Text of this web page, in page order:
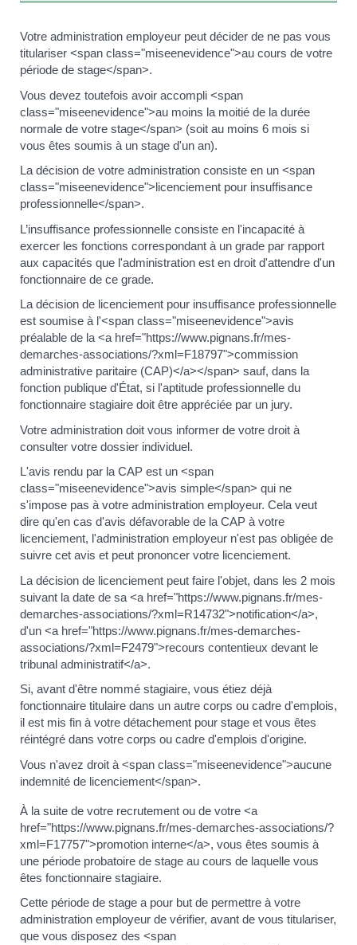
Votre administration employeur peut décider de ne pas vous
titulariser <span class="miseenevidence">au cours de votre
période de stage</span>.
Vous devez toutefois avoir accompli <span
class="miseenevidence">au moins la moitié de la durée
normale de votre stage</span> (soit au moins 6 mois si
vous êtes soumis à un stage d'un an).
La décision de votre administration consiste en un <span
class="miseenevidence">licenciement pour insuffisance
professionnelle</span>.
L’insuffisance professionnelle consiste en l'incapacité à
exercer les fonctions correspondant à un grade par rapport
aux capacités que l'administration est en droit d'attendre d'un
fonctionnaire de ce grade.
La décision de licenciement pour insuffisance professionnelle
est soumise à l'<span class="miseenevidence">avis
préalable de la <a href="https://www.pignans.fr/mes-
demarches-associations/?xml=F18797">commission
administrative paritaire (CAP)</a></span> sauf, dans la
fonction publique d'État, si l'aptitude professionnelle du
fonctionnaire stagiaire doit être appréciée par un jury.
Votre administration doit vous informer de votre droit à
consulter votre dossier individuel.
L'avis rendu par la CAP est un <span
class="miseenevidence">avis simple</span> qui ne
s'impose pas à votre administration employeur. Cela veut
dire qu'en cas d'avis défavorable de la CAP à votre
licenciement, l'administration employeur n'est pas obligée de
suivre cet avis et peut prononcer votre licenciement.
La décision de licenciement peut faire l'objet, dans les 2 mois
suivant la date de sa <a href="https://www.pignans.fr/mes-
demarches-associations/?xml=R14732">notification</a>,
d'un <a href="https://www.pignans.fr/mes-demarches-
associations/?xml=F2479">recours contentieux devant le
tribunal administratif</a>.
Si, avant d'être nommé stagiaire, vous étiez déjà
fonctionnaire titulaire dans un autre corps ou cadre d'emplois,
il est mis fin à votre détachement pour stage et vous êtes
réintégré dans votre corps ou cadre d'emplois d'origine.
Vous n'avez droit à <span class="miseenevidence">aucune
indemnité de licenciement</span>.
À la suite de votre recrutement ou de votre <a
href="https://www.pignans.fr/mes-demarches-associations/?
xml=F17757">promotion interne</a>, vous êtes soumis à
une période probatoire de stage au cours de laquelle vous
êtes fonctionnaire stagiaire.
Cette période de stage a pour but de permettre à votre
administration employeur de vérifier, avant de vous titulariser,
que vous disposez des <span